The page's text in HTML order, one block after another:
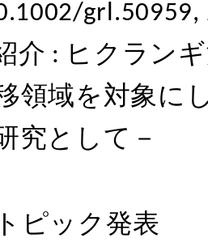
grl.50959,
: ヒクランギ
領域を対象に
究として－
ピック発表